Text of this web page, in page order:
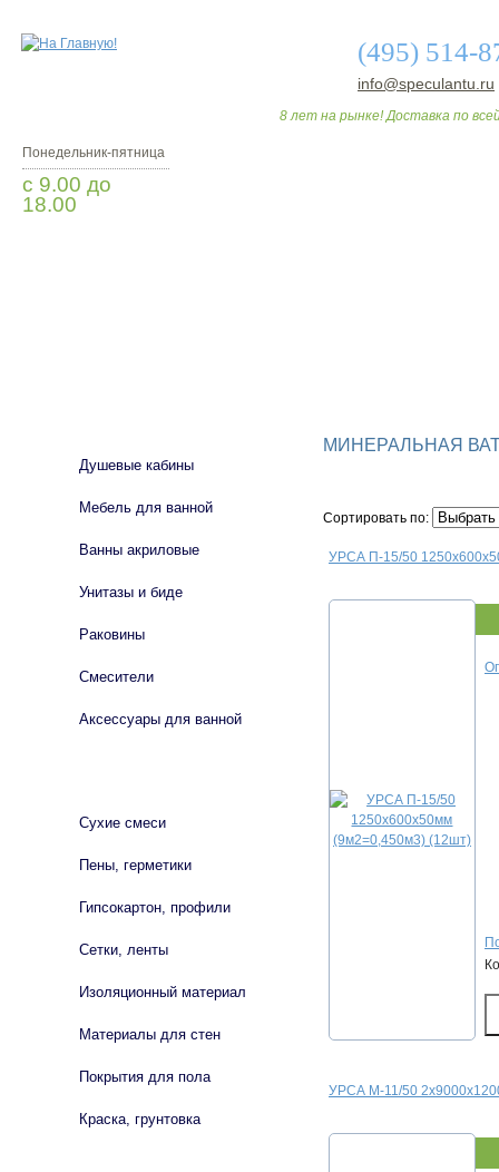
(495) 514-
info@speculantu.ru
8 лет на рынке! Доставка по
Понедельник-пятница
с 9.00 до
18.00
МИНЕРАЛЬНАЯ
Сортировать по:
УРСА П-15/50
УРСА М-11/50
Душевые кабины
Мебель для ванной
Ванны акриловые
Унитазы и биде
Раковины
Смесители
Аксессуары для ванной
Сухие смеси
Пены, герметики
Гипсокартон, профили
Сетки, ленты
Изоляционный материал
Материалы для стен
Покрытия для пола
Краска, грунтовка